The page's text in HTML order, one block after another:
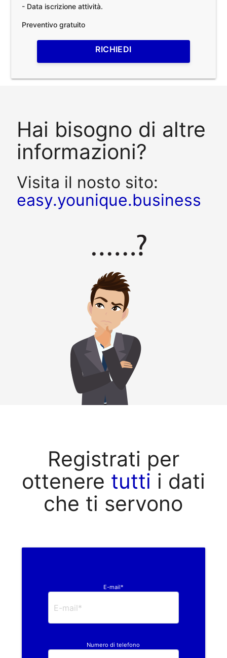
- Data iscrizione attività.
Preventivo gratuito
RICHIEDI
Hai bisogno di altre
informazioni?
Visita il nosto sito:
easy.younique.business
Registrati per
ottenere tutti i dati
che ti servono
E-mail*
Numero di telefono